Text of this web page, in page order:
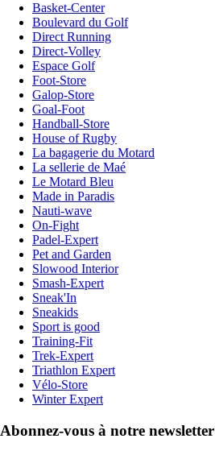
Basket-Center
Boulevard du Golf
Direct Running
Direct-Volley
Espace Golf
Foot-Store
Galop-Store
Goal-Foot
Handball-Store
House of Rugby
La bagagerie du Motard
La sellerie de Maé
Le Motard Bleu
Made in Paradis
Nauti-wave
On-Fight
Padel-Expert
Pet and Garden
Slowood Interior
Smash-Expert
Sneak'In
Sneakids
Sport is good
Training-Fit
Trek-Expert
Triathlon Expert
Vélo-Store
Winter Expert
Abonnez-vous à notre newsletter